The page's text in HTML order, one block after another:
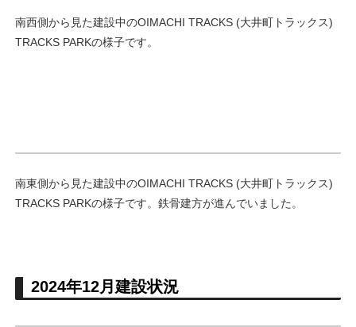
南西側から見た建設中のOIMACHI TRACKS (大井町トラックス)
TRACKS PARKの様子です。
南東側から見た建設中のOIMACHI TRACKS (大井町トラックス)
TRACKS PARKの様子です。鉄骨建方が進んでいました。
2024年12月建設状況